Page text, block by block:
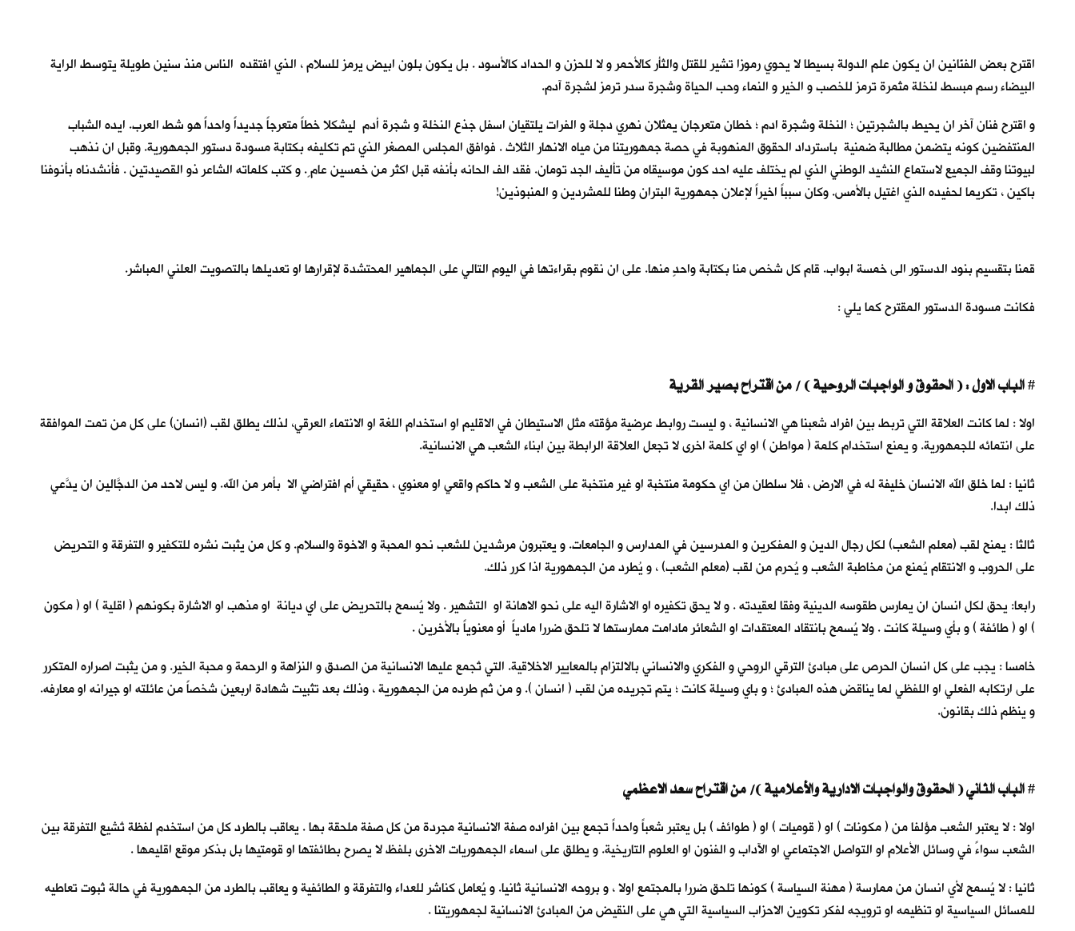
اقترح بعض الفنّانين ان يكون علم الدولة بسيطا لا يحوي رموزا تشير للقتل والثأر كالأحمر و لا للحزن و الحداد كالأسود . بل يكون بلون ابيض يرمز للسلام ، الذي افتقده الناس منذ سنين طويلة يتوسط الراية
البيضاء رسم مبسط لنخلة مثمرة ترمز للخصب و الخير و النماء وحب الحياة وشجرة سدر ترمز لشجرة آدم.
و اقترح فنان آخر ان يحيط بالشجرتين ؛ النخلة وشجرة ادم ؛ خطان متعرجان يمثلان نهري دجلة و الفرات يلتقيان اسفل جذع النخلة و شجرة أدم ليشكلا خطاً متعرجاً جديداً واحداً هو شط العرب. ايده الشباب
المنتفضين كونه يتضمن مطالبة ضمنية باسترداد الحقوق المنهوبة في حصة جمهوريتنا من مياه الانهار الثلاث . فوافق المجلس المصغر الذي تم تكليفه بكتابة مسودة دستور الجمهورية. وقبل ان نذهب
لبيوتنا وقف الجميع لاستماع النشيد الوطني الذي لم يختلف عليه احد كون موسيقاه من تأليف الجد تومان. فقد الف الحانه بأنفه قبل اكثر من خمسين عام ٍ. و كتب كلماته الشاعر ذو القصيدتين . فأنشدناه بأنوفنا
باكين ، تكريما لحفيده الذي اغتيل بالأمس. وكان سبباً اخيراً لإعلان جمهورية البتران وطنا للمشردين و المنبوذين!
قمنا بتقسيم بنود الدستور الى خمسة ابواب. قام كل شخص منا بكتابة واحدٍ منها. على ان نقوم بقراءتها في اليوم التالي على الجماهير المحتشدة لإقرارها او تعديلها بالتصويت العلني المباشر.
فكانت مسودة الدستور المقترح كما يلي :
#
اولا : لما كانت العلاقة التي تربط بين افراد شعبنا هي الانسانية ، و ليست روابط عرضية مؤقته مثل الاستيطان في الاقليم او استخدام اللغة او الانتماء العرقي، لذلك يطلق لقب (انسان) على كل من تمت الموافقة
على انتمائه للجمهورية. و يمنع استخدام كلمة ( مواطن ) او اي كلمة اخرى لا تجعل العلاقة الرابطة بين ابناء الشعب هي الانسانية.
ثانيا : لما خلق الله الانسان خليفة له في الارض ، فلا سلطان من اي حكومة منتخبة او غير منتخبة على الشعب و لا حاكم واقعي او معنوي ، حقيقي أم افتراضي الا بأمر من الله. و ليس لاحد من الدجَّالين ان يدَّعي
ذلك ابدا.
ثالثا : يمنح لقب (معلم الشعب) لكل رجال الدين و المفكرين و المدرسين في المدارس و الجامعات. و يعتبرون مرشدين للشعب نحو المحبة و الاخوة والسلام. و كل من يثبت نشره للتكفير و التفرقة و التحريض
على الحروب و الانتقام يُمنع من مخاطبة الشعب و يُحرم من لقب (معلم الشعب) ، و يُطرد من الجمهورية اذا كرر ذلك.
رابعا: يحق لكل انسان ان يمارس طقوسه الدينية وفقا لعقيدته . و لا يحق تكفيره او الاشارة اليه على نحو الاهانة او التشهير . ولا يُسمح بالتحريض على اي ديانة او مذهب او الاشارة بكونهم ( اقلية ) او ( مكون
) او ( طائفة ) و بأي وسيلة كانت . ولا يُسمح بانتقاد المعتقدات او الشعائر مادامت ممارستها لا تلحق ضررا مادياً أو معنوياً بالأخرين .
خامسا : يجب على كل انسان الحرص على مبادئ الترقي الروحي و الفكري والانساني بالالتزام بالمعايير الاخلاقية. التي تُجمع عليها الانسانية من الصدق و النزاهة و الرحمة و محبة الخير. و من يثبت اصراره المتكرر
على ارتكابه الفعلي او اللفظي لما يناقض هذه المبادئ ؛ و باي وسيلة كانت ؛ يتم تجريده من لقب ( انسان ). و من ثم طرده من الجمهورية ، وذلك بعد تثبيت شهادة اربعين شخصاً من عائلته او جيرانه او معارفه.
و ينظم ذلك بقانون.
#
اولا : لا يعتبر الشعب مؤلفا من ( مكونات ) او ( قوميات ) او ( طوائف ) بل يعتبر شعباً واحداً تجمع بين افراده صفة الانسانية مجردة من كل صفة ملحقة بها . يعاقب بالطرد كل من استخدم لفظة تُشيع التفرقة بين
الشعب سواءً في وسائل الأعلام او التواصل الاجتماعي او الآداب و الفنون او العلوم التاريخية. و يطلق على اسماء الجمهوريات الاخرى بلفظ لا يصرح بطائفتها او قومتيها بل بذكر موقع اقليمها .
ثانيا : لا يُسمح لأي انسان من ممارسة ( مهنة السياسة ) كونها تلحق ضررا بالمجتمع اولا ، و بروحه الانسانية ثانيا. و يُعامل كناشر للعداء والتفرقة و الطائفية و يعاقب بالطرد من الجمهورية في حالة ثبوت تعاطيه
للمسائل السياسية او تنظيمه او ترويجه لفكر تكوين الاحزاب السياسية التي هي على النقيض من المبادئ الانسانية لجمهوريتنا .